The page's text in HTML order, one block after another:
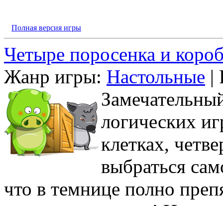
Полная версия игры
Четыре поросенка и
Жанр игры: Настольные |
логических
клетках,
выбраться
что в темнице полно